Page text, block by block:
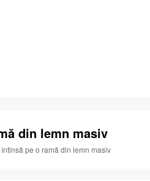
din lemn masiv
pe o ramă din lemn masiv